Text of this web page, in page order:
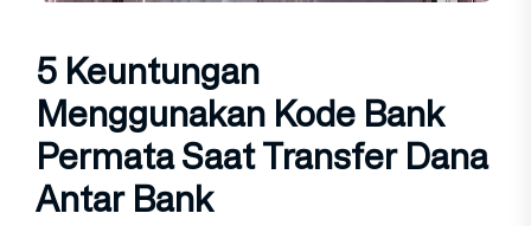
5 Keuntungan
Menggunakan Kode Bank
Permata Saat Transfer Dana
Antar Bank